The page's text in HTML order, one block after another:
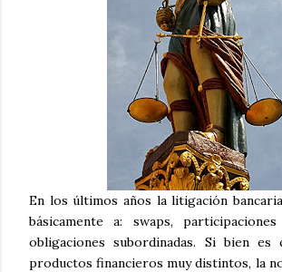
En los últimos años la litigación
básicamente a: swaps,
obligaciones subordinadas. Si bien
productos financieros muy distintos, la